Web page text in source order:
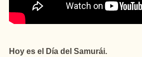
Hoy es el Día del Samurái.